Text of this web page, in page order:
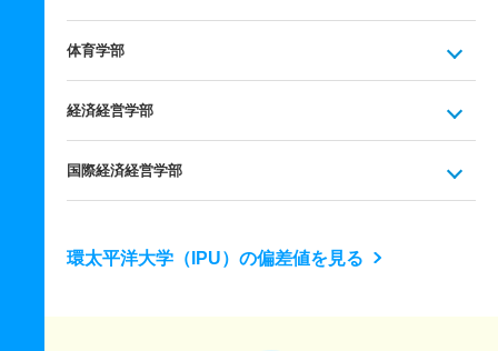
体育学部
経済経営学部
国際経済経営学部
環太平洋大学（IPU）の偏差値を見る